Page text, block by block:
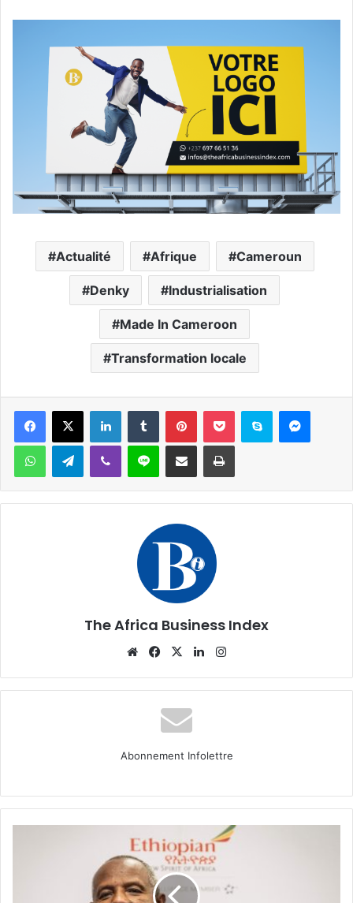
Actualité Afrique Cameroun
Denky Industrialisation
Made In Cameroon
Transformation locale
Facebook
X LinkedinTumblr PinterestPocket Skype
WhatsAppTelegramViber Ligne Partager par email Imprimer
The Africa Business Index
WebsiteFacebook
X Linkedin
Abonnement Infolettre